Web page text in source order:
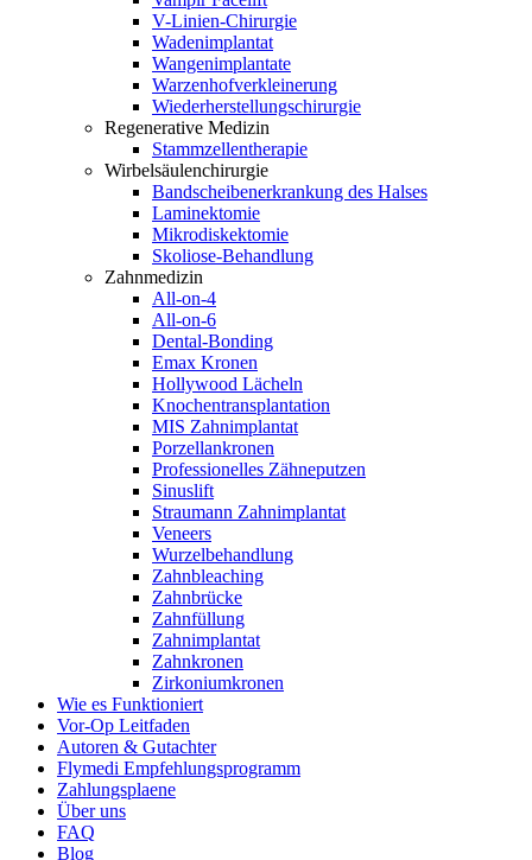
V-Linien-Chirurgie
Wadenimplantat
Wangenimplantate
Warzenhofverkleinerung
Wiederherstellungschirurgie
Regenerative Medizin
Stammzellentherapie
Wirbelsäulenchirurgie
Bandscheibenerkrankung des Halses
Laminektomie
Mikrodiskektomie
Skoliose-Behandlung
Zahnmedizin
All-on-4
All-on-6
Dental-Bonding
Emax Kronen
Hollywood Lächeln
Knochentransplantation
MIS Zahnimplantat
Porzellankronen
Professionelles Zähneputzen
Sinuslift
Straumann Zahnimplantat
Veneers
Wurzelbehandlung
Zahnbleaching
Zahnbrücke
Zahnfüllung
Zahnimplantat
Zahnkronen
Zirkoniumkronen
Wie es Funktioniert
Vor-Op Leitfaden
Autoren & Gutachter
Flymedi Empfehlungsprogramm
Zahlungsplaene
Über uns
FAQ
Blog